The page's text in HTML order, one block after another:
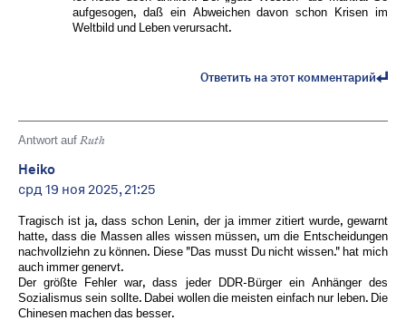
aufgesogen, daß ein Abweichen davon schon Krisen im
Weltbild und Leben verursacht.
Ответить на этот комментарий
Antwort auf Ruth
Heiko
срд 19 ноя 2025, 21:25
Tragisch ist ja, dass schon Lenin, der ja immer zitiert wurde, gewarnt
hatte, dass die Massen alles wissen müssen, um die Entscheidungen
nachvollziehn zu können. Diese "Das musst Du nicht wissen." hat mich
auch immer genervt.
Der größte Fehler war, dass jeder DDR-Bürger ein Anhänger des
Sozialismus sein sollte. Dabei wollen die meisten einfach nur leben. Die
Chinesen machen das besser.